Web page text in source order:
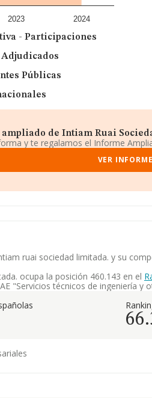
2023 2024
- Participaciones
Públicas
de Intiam Ruai
y te regalamos el Informe
VER
ruai sociedad limitada. y su
ocupa la posición 460.143 en el
"Servicios técnicos de ingeniería